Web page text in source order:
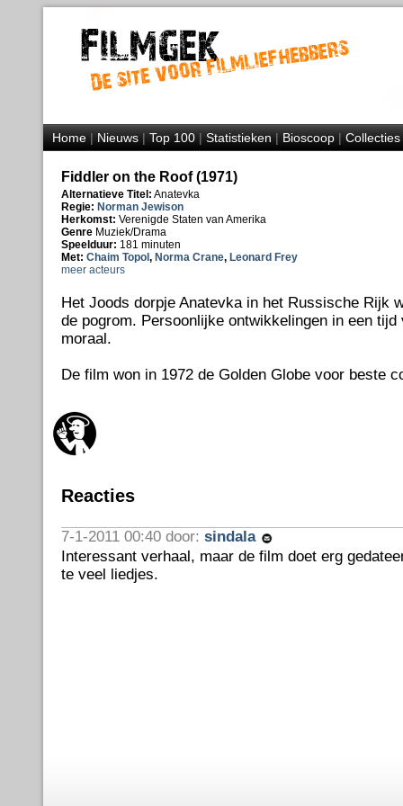
Home|Nieuws|Top 100|Statistieken|Bioscoop|Collecties
Fiddler on the Roof (1971)
Alternatieve Titel: Anatevka
Regie: Norman Jewison
Herkomst: Verenigde Staten van Amerika
Genre Muziek/Drama
Speelduur: 181 minuten
Met: Chaim Topol , Norma Crane, Leonard Frey
meer acteurs
Het Joods dorpje Anatevka in het Russische Rijk
de pogrom. Persoonlijke ontwikkelingen in een tijd
moraal.
De film won in 1972 de Golden Globe voor beste
Reacties
7-1-2011 00:40 door: sindala
Interessant verhaal, maar de film doet erg
te veel liedjes.